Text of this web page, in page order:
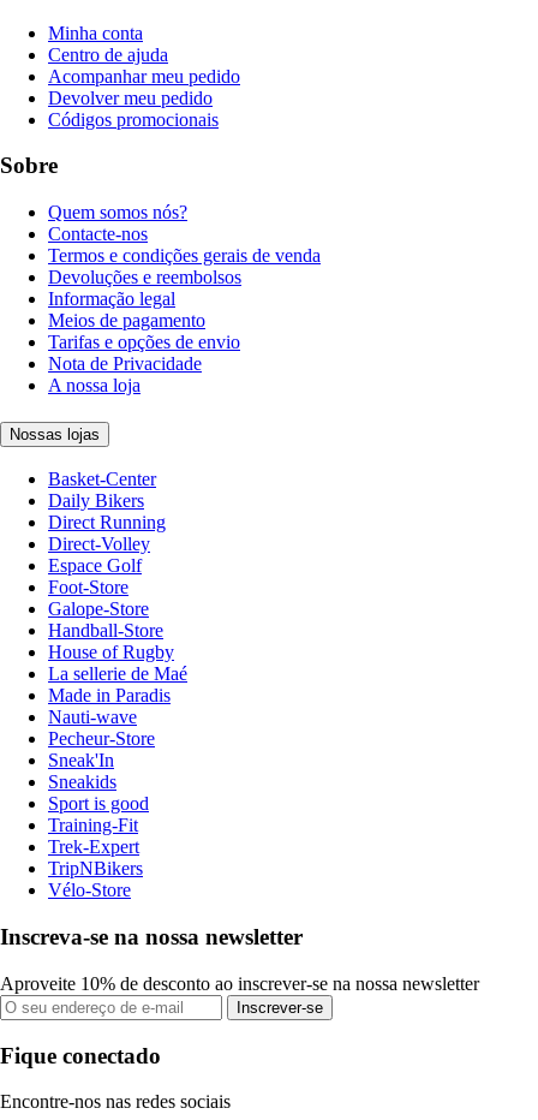
Minha conta
Centro de ajuda
Acompanhar meu pedido
Devolver meu pedido
Códigos promocionais
Sobre
Quem somos nós?
Contacte-nos
Termos e condições gerais de venda
Devoluções e reembolsos
Informação legal
Meios de pagamento
Tarifas e opções de envio
Nota de Privacidade
A nossa loja
Nossas lojas
Basket-Center
Daily Bikers
Direct Running
Direct-Volley
Espace Golf
Foot-Store
Galope-Store
Handball-Store
House of Rugby
La sellerie de Maé
Made in Paradis
Nauti-wave
Pecheur-Store
Sneak'In
Sneakids
Sport is good
Training-Fit
Trek-Expert
TripNBikers
Vélo-Store
Inscreva-se na nossa newsletter
Aproveite 10% de desconto ao inscrever-se na nossa newsletter
Inscrever-se
Fique conectado
Encontre-nos nas redes sociais